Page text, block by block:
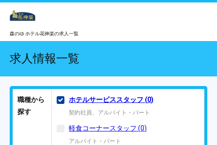
森のゆ ホテル花神楽の求人一覧
求人情報一覧
職種から
探す
ホテルサービススタッフ (0)
契約社員、アルバイト・パート
軽食コーナースタッフ (0)
アルバイト・パート